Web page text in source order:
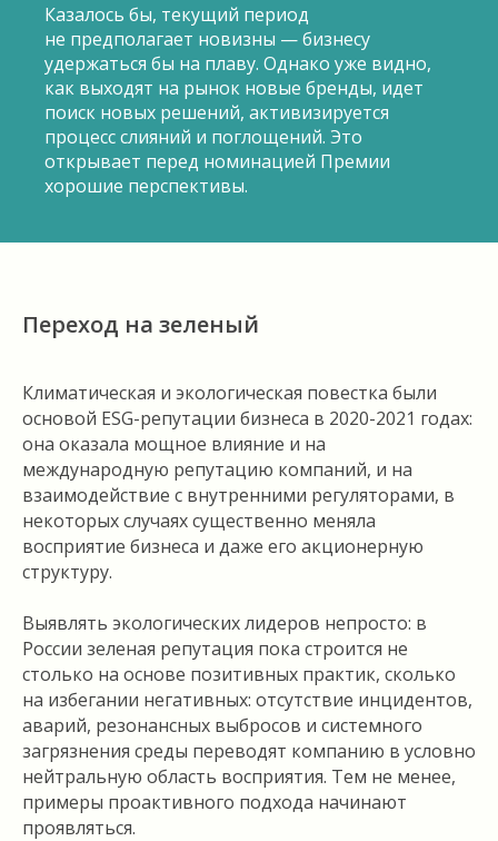
Казалось бы, текущий период
не предполагает новизны — бизнесу
удержаться бы на плаву. Однако уже видно,
как выходят на рынок новые бренды, идет
поиск новых решений, активизируется
процесс слияний и поглощений. Это
открывает перед номинацией Премии
хорошие перспективы.
Переход на зеленый
Климатическая и экологическая повестка были
основой ESG-репутации бизнеса в 2020-2021 годах:
она оказала мощное влияние и на
международную репутацию компаний, и на
взаимодействие с внутренними регуляторами, в
некоторых случаях существенно меняла
восприятие бизнеса и даже его акционерную
структуру.
Выявлять экологических лидеров непросто: в
России зеленая репутация пока строится не
столько на основе позитивных практик, сколько
на избегании негативных: отсутствие инцидентов,
аварий, резонансных выбросов и системного
загрязнения среды переводят компанию в условно
нейтральную область восприятия. Тем не менее,
примеры проактивного подхода начинают
проявляться.